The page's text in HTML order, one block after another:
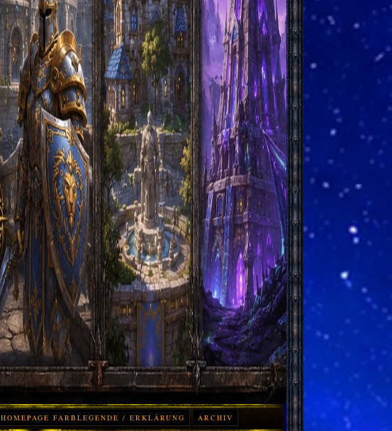
HOMEPAGE FARBLEGENDE / ERKLÄRUNG ARCHIV